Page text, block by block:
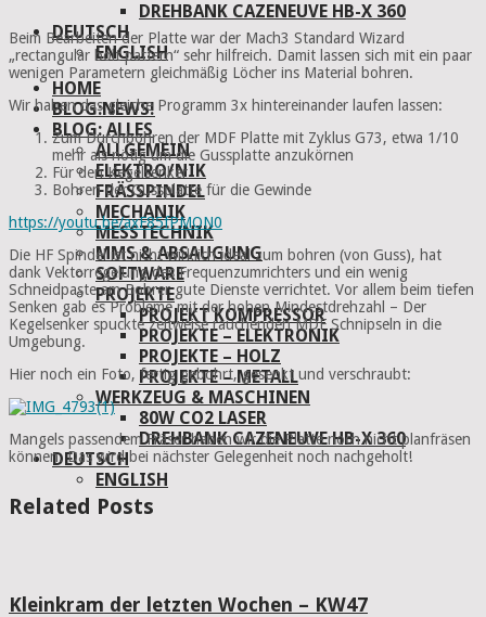
DREHBANK CAZENEUVE HB-X 360
DEUTSCH
ENGLISH
HOME
BLOG:NEWS!
BLOG: ALLES
ALLGEMEIN
ELEKTRO/NIK
FRÄSSPINDEL
MECHANIK
MESSTECHNIK
MMS & ABSAUGUNG
SOFTWARE
PROJEKTE
PROJEKT KOMPRESSOR
PROJEKTE – ELEKTRONIK
PROJEKTE – HOLZ
PROJEKTE – METALL
WERKZEUG & MASCHINEN
80W CO2 LASER
DREHBANK CAZENEUVE HB-X 360
DEUTSCH
ENGLISH
Beim Bearbeiten der Platte war der Mach3 Standard Wizard
„rectangular bolt pattern“ sehr hilfreich. Damit lassen sich mit ein paar
wenigen Parametern gleichmäßig Löcher ins Material bohren.
Wir haben das gleiche Programm 3x hintereinander laufen lassen:
Zum Durchbohren der MDF Platte mit Zyklus G73, etwa 1/10
mehr als nötig um die Gussplatte anzukörnen
Für den Kegelsenker
Bohren der Gussplatte für die Gewinde
https://youtu.be/axF85fPMON0
Die HF Spindel ist nicht wirklich ideal zum bohren (von Guss), hat
dank Vektorregelung des Frequenzumrichters und ein wenig
Schneidpaste am Bohrer gute Dienste verrichtet. Vor allem beim tiefen
Senken gab es Probleme mit der hohen Mindestdrehzahl – Der
Kegelsenker spuckte zeitweise rauchendenMDF Schnipseln in die
Umgebung.
Hier noch ein Foto, fertig gebohrt, gesenkt und verschraubt:
Mangels passendem Fräser haben wir die Platte noch nicht planfräsen
können. Das wird bei nächster Gelegenheit noch nachgeholt!
Related Posts
Kleinkram der letzten Wochen – KW47